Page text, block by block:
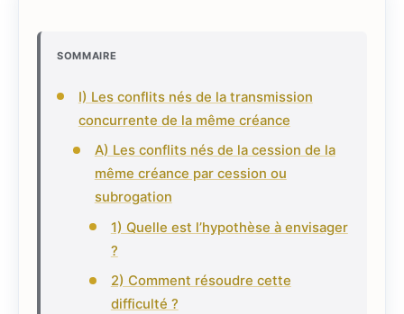
SOMMAIRE
I) Les conflits nés de la transmission
concurrente de la même créance
A) Les conflits nés de la cession de la
même créance par cession ou
subrogation
1) Quelle est l’hypothèse à envisager
?
2) Comment résoudre cette
difficulté ?